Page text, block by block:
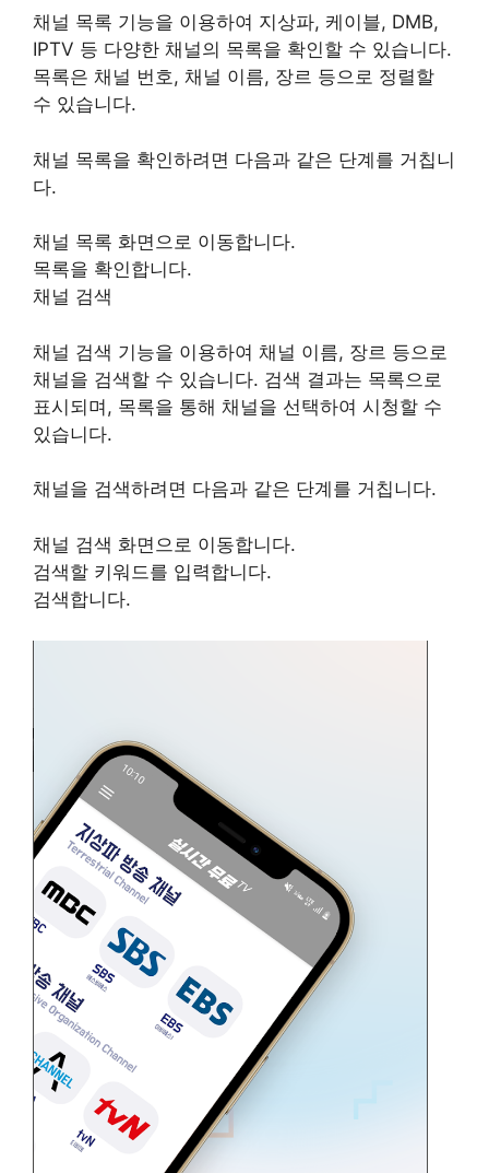
채널 목록 기능을 이용하여 지상파, 케이블, DMB,
IPTV 등 다양한 채널의 목록을 확인할 수 있습니다.
목록은 채널 번호, 채널 이름, 장르 등으로 정렬할
수 있습니다.
채널 목록을 확인하려면 다음과 같은 단계를 거칩니
다.
채널 목록 화면으로 이동합니다.
목록을 확인합니다.
채널 검색
채널 검색 기능을 이용하여 채널 이름, 장르 등으로
채널을 검색할 수 있습니다. 검색 결과는 목록으로
표시되며, 목록을 통해 채널을 선택하여 시청할 수
있습니다.
채널을 검색하려면 다음과 같은 단계를 거칩니다.
채널 검색 화면으로 이동합니다.
검색할 키워드를 입력합니다.
검색합니다.